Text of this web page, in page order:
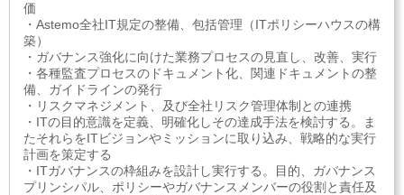
価
・Astemo全社IT規定の整備、包括管理（ITポリシーハウスの構
築）
・ガバナンス強化に向けた業務プロセスの見直し、改善、実行
・各種監査プロセスのドキュメント化、関連ドキュメントの整
備、ガイドラインの発行
・リスクマネジメント、及び全社リスク管理体制との連携
・ITの目的意識を定義、明確化しその達成手法を検討する。ま
たそれらをITビジョンやミッションに取り込み、戦略的な実行
計画を策定する
・ITガバナンスの枠組みを設計し実行する。目的、ガバナンス
プリンシパル、ポリシーやガバナンスメンバーの役割と責任及